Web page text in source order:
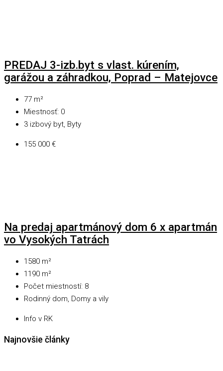
PREDAJ 3-izb.byt s vlast. kúrením,
garážou a záhradkou, Poprad – Matejovce
77 m²
Miestnosť: 0
3 izbový byt, Byty
155 000 €
Na predaj apartmánový dom 6 x apartmán
vo Vysokých Tatrách
1580 m²
1190 m²
Počet miestností: 8
Rodinný dom, Domy a vily
Info v RK
Najnovšie články